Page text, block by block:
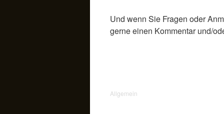
Und wenn Sie Fragen oder
gerne einen Kommentar und/
Allgemein